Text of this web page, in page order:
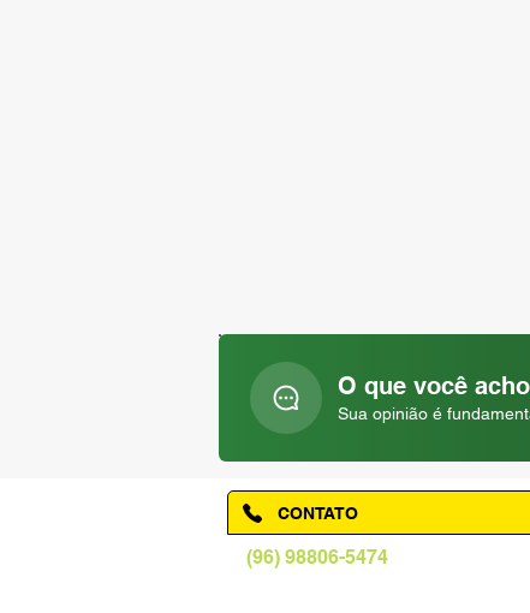
O que você
Sua opinião é
(96) 98806-5474
CONTATO